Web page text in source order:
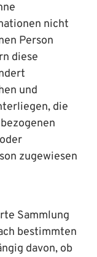
nicht
Person
diese
und
die
zugewiesen
Sammlung
bestimmten
davon, ob